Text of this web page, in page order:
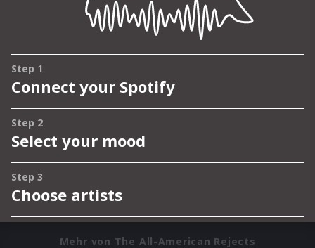
Mehr von The All-American Rejects